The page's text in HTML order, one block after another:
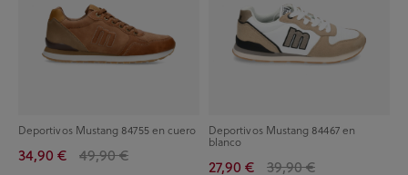
Deportivos Mustang 84755 en cuero
34,90 € 49,90 €
Deportivos Mustang 84467 en
blanco
27,90 € 39,90 €